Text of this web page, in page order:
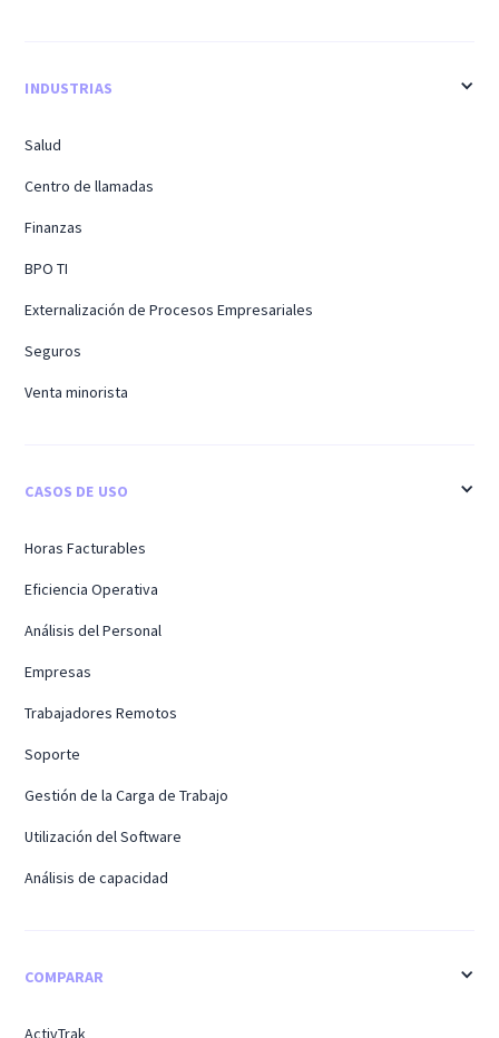
INDUSTRIAS
Salud
Centro de llamadas
Finanzas
BPO TI
Externalización de Procesos Empresariales
Seguros
Venta minorista
CASOS DE USO
Horas Facturables
Eficiencia Operativa
Análisis del Personal
Empresas
Trabajadores Remotos
Soporte
Gestión de la Carga de Trabajo
Utilización del Software
Análisis de capacidad
COMPARAR
ActivTrak